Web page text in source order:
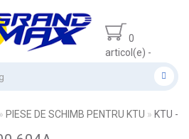
0
articol(e) -
PIESE DE SCHIMB PENTRU KTU KTU -